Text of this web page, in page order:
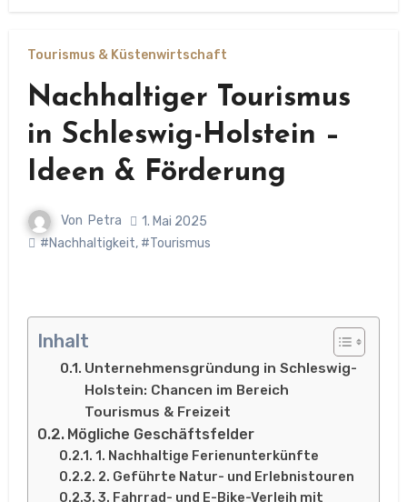
Tourismus & Küstenwirtschaft
Nachhaltiger Tourismus
in Schleswig-Holstein –
Ideen & Förderung
Von Petra
1. Mai 2025
#Nachhaltigkeit, #Tourismus
Inhalt
Unternehmensgründung in Schleswig-
Holstein: Chancen im Bereich
Tourismus & Freizeit
Mögliche Geschäftsfelder
1. Nachhaltige Ferienunterkünfte
2. Geführte Natur- und Erlebnistouren
3. Fahrrad- und E-Bike-Verleih mit